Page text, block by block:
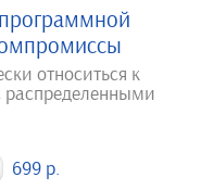
относиться к
699 р.